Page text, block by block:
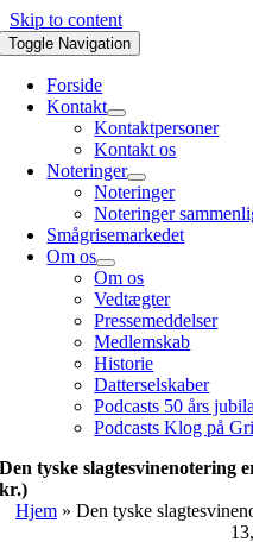
Skip to content
Toggle Navigation
Forside
Kontakt
Kontaktpersoner
Kontakt os
Noteringer
Noteringer
Noteringer
Smågrisemarkedet
Om os
Om os
Vedtægter
Pressemeddelser
Medlemskab
Historie
Datterselskaber
Podcasts 50 års
Podcasts Klog på
Den tyske slagtesvinenotering
kr.)
Hjem » Den tyske